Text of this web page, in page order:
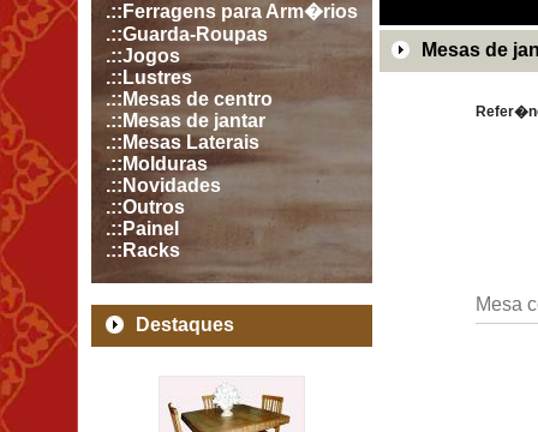
.::Ferragens para Arm�rios
.::Guarda-Roupas
.::Jogos
.::Lustres
.::Mesas de centro
.::Mesas de jantar
.::Mesas Laterais
.::Molduras
.::Novidades
.::Outros
.::Painel
.::Racks
Destaques
Mesas de
Mesa